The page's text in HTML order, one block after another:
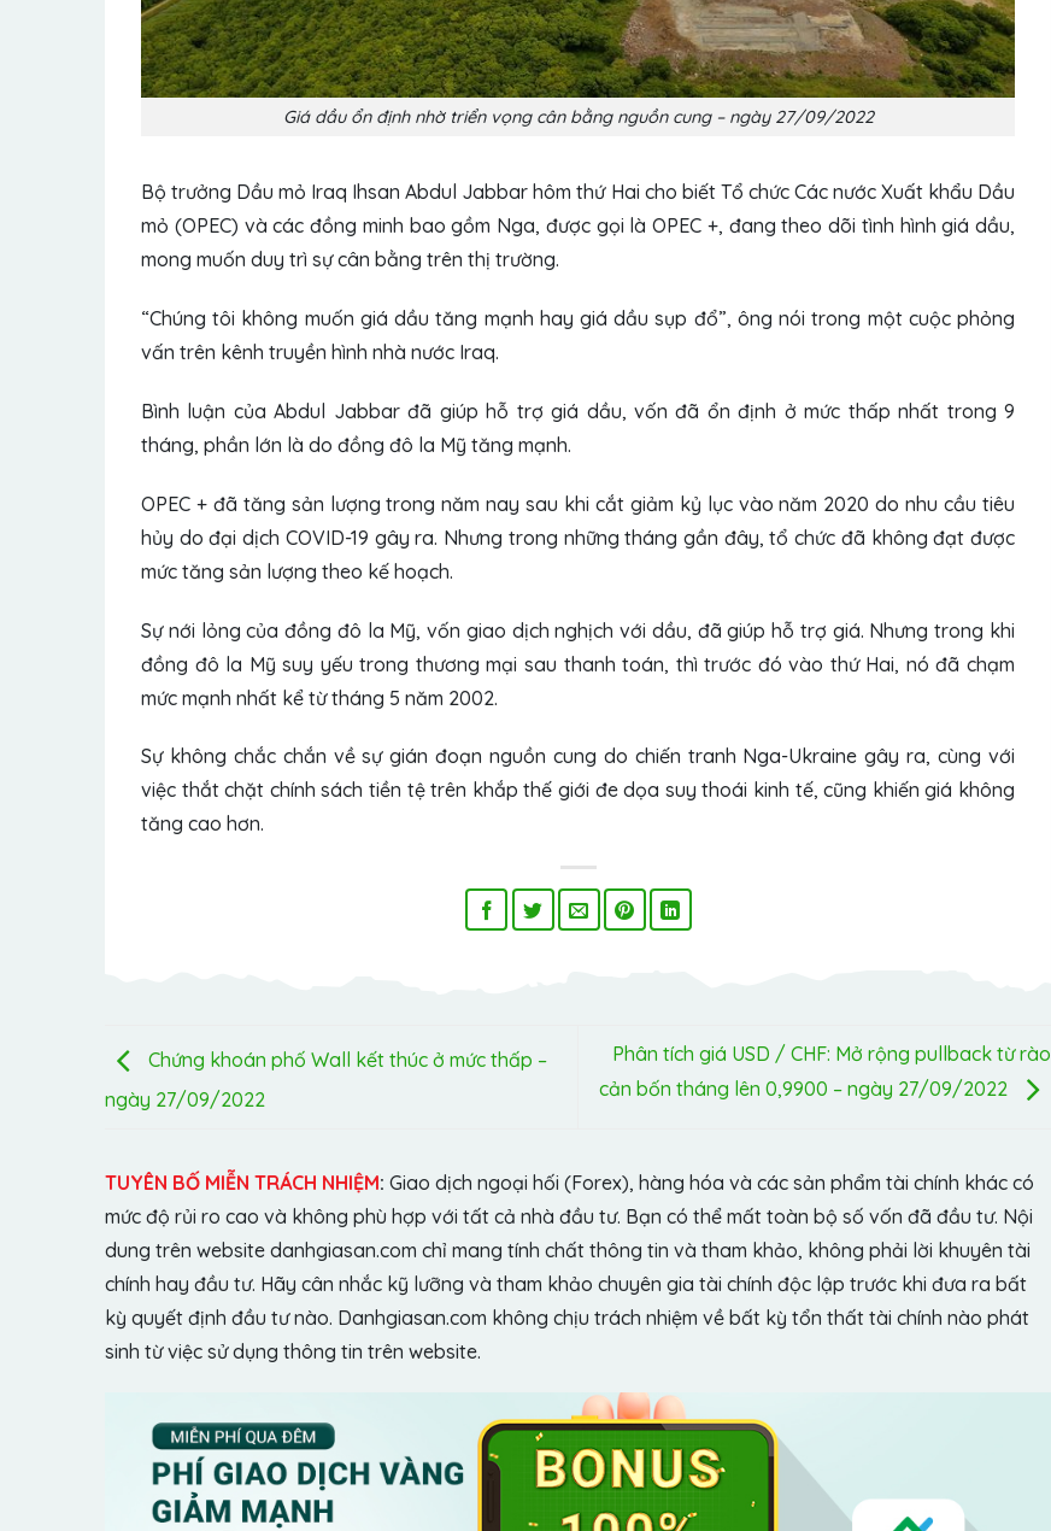
Giá dầu ổn định nhờ triển vọng cân bằng nguồn cung – ngày 27/09/2022
Bộ trưởng Dầu mỏ Iraq Ihsan Abdul Jabbar hôm thứ Hai cho biết Tổ chức Các nước Xuất khẩu Dầu
mỏ (OPEC) và các đồng minh bao gồm Nga, được gọi là OPEC +, đang theo dõi tình hình giá dầu,
mong muốn duy trì sự cân bằng trên thị trường.
“Chúng tôi không muốn giá dầu tăng mạnh hay giá dầu sụp đổ”, ông nói trong một cuộc phỏng
vấn trên kênh truyền hình nhà nước Iraq.
Bình luận của Abdul Jabbar đã giúp hỗ trợ giá dầu, vốn đã ổn định ở mức thấp nhất trong 9
tháng, phần lớn là do đồng đô la Mỹ tăng mạnh.
OPEC + đã tăng sản lượng trong năm nay sau khi cắt giảm kỷ lục vào năm 2020 do nhu cầu tiêu
hủy do đại dịch COVID-19 gây ra. Nhưng trong những tháng gần đây, tổ chức đã không đạt được
mức tăng sản lượng theo kế hoạch.
Sự nới lỏng của đồng đô la Mỹ, vốn giao dịch nghịch với dầu, đã giúp hỗ trợ giá. Nhưng trong khi
đồng đô la Mỹ suy yếu trong thương mại sau thanh toán, thì trước đó vào thứ Hai, nó đã chạm
mức mạnh nhất kể từ tháng 5 năm 2002.
Sự không chắc chắn về sự gián đoạn nguồn cung do chiến tranh Nga-Ukraine gây ra, cùng với
việc thắt chặt chính sách tiền tệ trên khắp thế giới đe dọa suy thoái kinh tế, cũng khiến giá không
tăng cao hơn.
Chứng khoán phố Wall kết thúc ở mức thấp –
ngày 27/09/2022
Phân tích giá USD / CHF: Mở rộng pullback từ rào
cản bốn tháng lên 0,9900 – ngày 27/09/2022
TUYÊN BỐ MIỄN TRÁCH NHIỆM: Giao dịch ngoại hối (Forex), hàng hóa và các sản phẩm tài chính khác có
mức độ rủi ro cao và không phù hợp với tất cả nhà đầu tư. Bạn có thể mất toàn bộ số vốn đã đầu tư. Nội
dung trên website danhgiasan.com chỉ mang tính chất thông tin và tham khảo, không phải lời khuyên tài
chính hay đầu tư. Hãy cân nhắc kỹ lưỡng và tham khảo chuyên gia tài chính độc lập trước khi đưa ra bất
kỳ quyết định đầu tư nào. Danhgiasan.com không chịu trách nhiệm về bất kỳ tổn thất tài chính nào phát
sinh từ việc sử dụng thông tin trên website.